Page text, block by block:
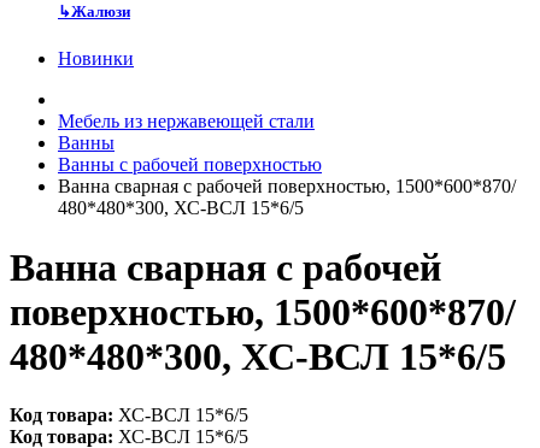
↳Жалюзи
Новинки
Мебель из нержавеющей стали
Ванны
Ванны с рабочей поверхностью
Ванна сварная с рабочей поверхностью, 1500*600*870/
480*480*300, ХС-ВСЛ 15*6/5
Ванна сварная с рабочей
поверхностью, 1500*600*870/
480*480*300, ХС-ВСЛ 15*6/5
Код товара: ХС-ВСЛ 15*6/5
Код товара: ХС-ВСЛ 15*6/5